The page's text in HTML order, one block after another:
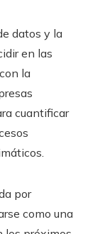
datos y la
en las
la
cuantificar
por
como una